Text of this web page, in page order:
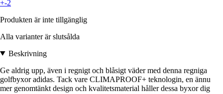
+-2
Produkten är inte tillgänglig
Alla varianter är slutsålda
Beskrivning
Ge aldrig upp, även i regnigt och blåsigt väder med denna regniga
golfbyxor adidas. Tack vare CLIMAPROOF+ teknologin, en ännu
mer genomtänkt design och kvalitetsmaterial håller dessa byxor dig